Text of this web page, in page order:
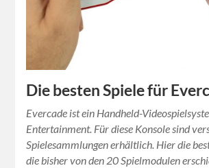
Die besten Spiele für
Evercade ist ein Handheld-
Entertainment. Für diese Konsole sind
Spielesammlungen erhältlich. Hier die
die bisher von den 20 Spielmodulen